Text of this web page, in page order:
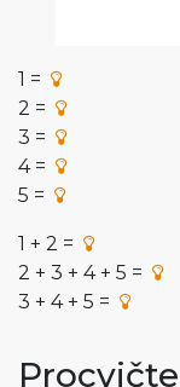
1 =
2 =
3 =
4 =
5 =
1 + 2 =
2 + 3 + 4 + 5 =
3 + 4 + 5 =